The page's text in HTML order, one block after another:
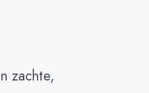
zachte,